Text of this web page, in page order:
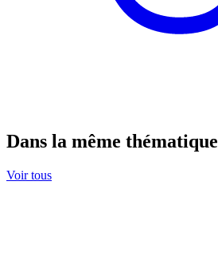
Dans la même thématique
Voir tous